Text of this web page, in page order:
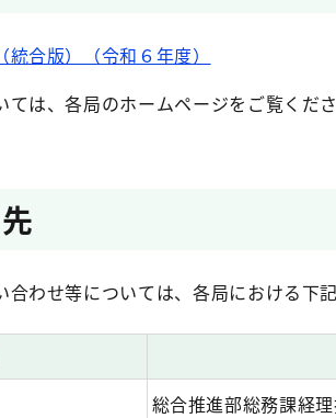
合版）（令和６年度）
は、各局のホームページをご覧くださ
わせ等については、各局における下
総合推進部総務課経